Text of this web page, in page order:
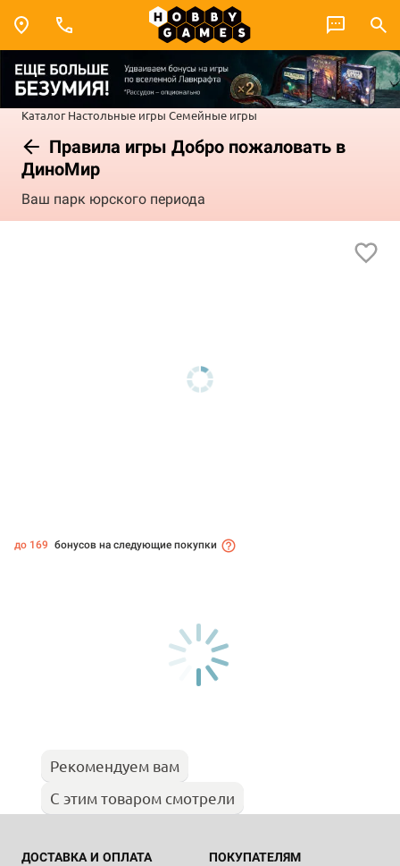
Каталог Настольные игры Семейные игры
Правила игры Добро пожаловать в
ДиноМир
Ваш парк юрского периода
до 169 бонусов на следующие покупки
Рекомендуем вам
С этим товаром смотрели
ДОСТАВКА И ОПЛАТА ПОКУПАТЕЛЯМ